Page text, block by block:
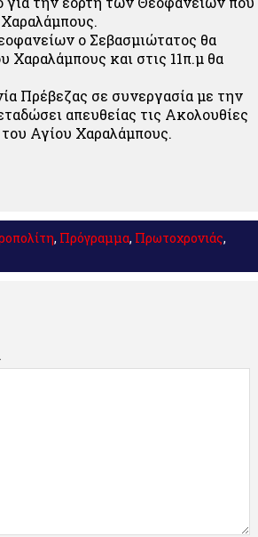
ο Σεβασμιώτατος θα
Χαραλάμπους και στις 11π.μ θα
Πρέβεζας σε συνεργασία με την
απευθείας τις Ακολουθίες
Αγίου Χαραλάμπους.
, Πρόγραμμα, Πρωτοχρονιάς,